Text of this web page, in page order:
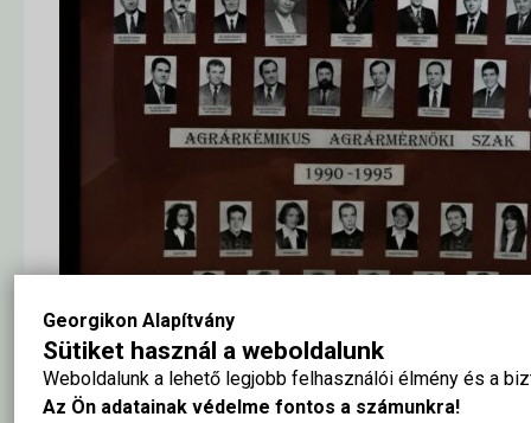
Georgikon Alapítvány
Sütiket használ a weboldalunk
Weboldalunk a lehető legjobb felhasználói élmény és a
Az Ön adatainak védelme fontos a számunkra!